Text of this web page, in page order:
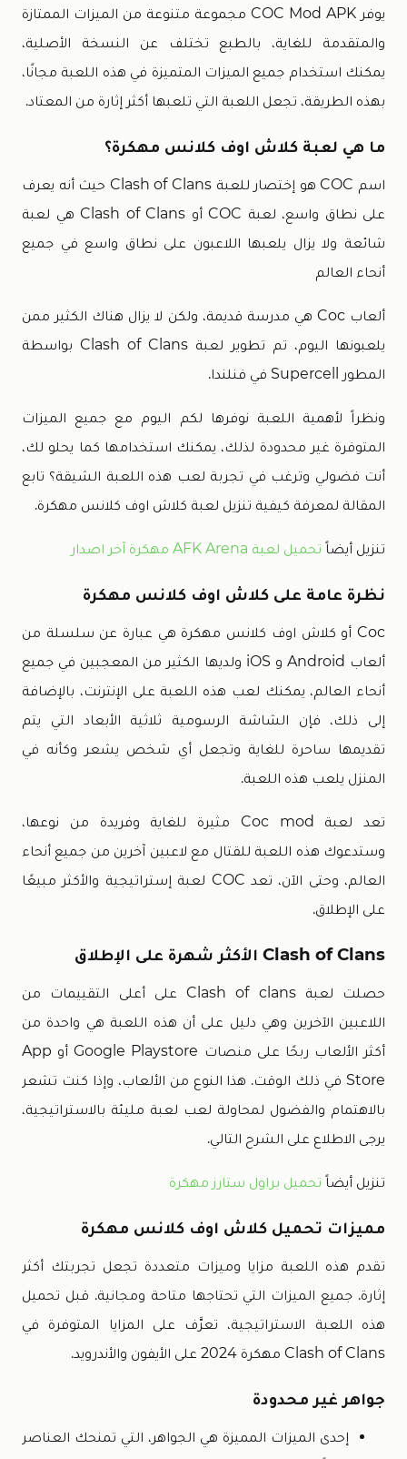
يوفر COC Mod APK مجموعة متنوعة من الميزات الممتازة
والمتقدمة للغاية، بالطبع تختلف عن النسخة الأصلية،
يمكنك استخدام جميع الميزات المتميزة في هذه اللعبة مجانًا،
بهذه الطريقة، تجعل اللعبة التي تلعبها أكثر إثارة من المعتاد.
ما هي لعبة كلاش اوف كلانس مهكرة؟
اسم COC هو إختصار للعبة Clash of Clans حيث أنه يعرف
على نطاق واسع، لعبة COC أو Clash of Clans هي لعبة
شائعة ولا يزال يلعبها اللاعبون على نطاق واسع في جميع
أنحاء العالم
ألعاب Coc هي مدرسة قديمة، ولكن لا يزال هناك الكثير ممن
يلعبونها اليوم، تم تطوير لعبة Clash of Clans بواسطة
المطور Supercell في فنلندا.
ونظراً لأهمية اللعبة نوفرها لكم اليوم مع جميع الميزات
المتوفرة غير محدودة لذلك، يمكنك استخدامها كما يحلو لك،
أنت فضولي وترغب في تجربة لعب هذه اللعبة الشيقة؟ تابع
المقالة لمعرفة كيفية تنزيل لعبة كلاش اوف كلانس مهكرة.
تنزيل أيضاً تحميل لعبة AFK Arena مهكرة آخر اصدار
نظرة عامة على كلاش اوف كلانس مهكرة
Coc أو كلاش اوف كلانس مهكرة هي عبارة عن سلسلة من
ألعاب Android و iOS ولديها الكثير من المعجبين في جميع
أنحاء العالم، يمكنك لعب هذه اللعبة على الإنترنت، بالإضافة
إلى ذلك، فإن الشاشة الرسومية ثلاثية الأبعاد التي يتم
تقديمها ساحرة للغاية وتجعل أي شخص يشعر وكأنه في
المنزل يلعب هذه اللعبة.
تعد لعبة Coc mod مثيرة للغاية وفريدة من نوعها،
وستدعوك هذه اللعبة للقتال مع لاعبين آخرين من جميع أنحاء
العالم، وحتى الآن، تعد COC لعبة إستراتيجية والأكثر مبيعًا
على الإطلاق.
Clash of Clans الأكثر شهرة على الإطلاق
حصلت لعبة Clash of clans على أعلى التقييمات من
اللاعبين الآخرين وهي دليل على أن هذه اللعبة هي واحدة من
أكثر الألعاب ربحًا على منصات Google Playstore أو App
Store في ذلك الوقت. هذا النوع من الألعاب، وإذا كنت تشعر
بالاهتمام والفضول لمحاولة لعب لعبة مليئة بالاستراتيجية،
يرجى الاطلاع على الشرح التالي.
تنزيل أيضاً تحميل براول ستارز مهكرة
مميزات تحميل كلاش اوف كلانس مهكرة
تقدم هذه اللعبة مزايا وميزات متعددة تجعل تجربتك أكثر
إثارة. جميع الميزات التي تحتاجها متاحة ومجانية. قبل تحميل
هذه اللعبة الاستراتيجية، تعرَّف على المزايا المتوفرة في
Clash of Clans مهكرة 2024 على الأيفون والأندرويد.
جواهر غير محدودة
إحدى الميزات المميزة هي الجواهر، التي تمنحك العناصر